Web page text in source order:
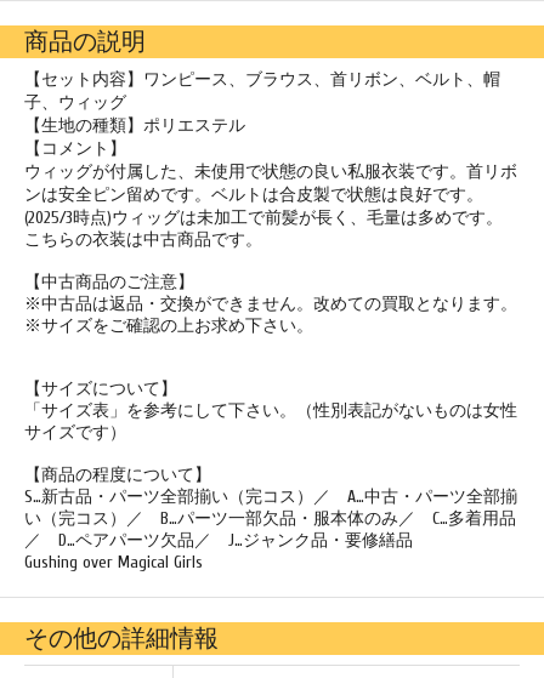
商品の説明
【セット内容】ワンピース、ブラウス、首リボン、ベルト、帽
子、ウィッグ
【生地の種類】ポリエステル
【コメント】
ウィッグが付属した、未使用で状態の良い私服衣装です。首リボ
ンは安全ピン留めです。ベルトは合皮製で状態は良好です。
(2025/3時点)ウィッグは未加工で前髪が長く、毛量は多めです。
こちらの衣装は中古商品です。
【中古商品のご注意】
※中古品は返品・交換ができません。改めての買取となります。
※サイズをご確認の上お求め下さい。
【サイズについて】
「サイズ表」を参考にして下さい。（性別表記がないものは女性
サイズです）
【商品の程度について】
S…新古品・パーツ全部揃い（完コス）／ A…中古・パーツ全部揃
い（完コス）／ B…パーツ一部欠品・服本体のみ／ C…多着用品
／ D…ペアパーツ欠品／ J…ジャンク品・要修繕品
Gushing over Magical Girls
その他の詳細情報